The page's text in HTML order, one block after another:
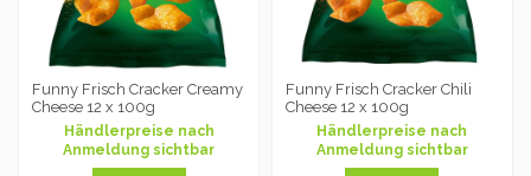
Funny Frisch Cracker Creamy
Cheese 12 x 100g
Händlerpreise nach
Anmeldung sichtbar
Funny Frisch Cracker Chili
Cheese 12 x 100g
Händlerpreise nach
Anmeldung sichtbar